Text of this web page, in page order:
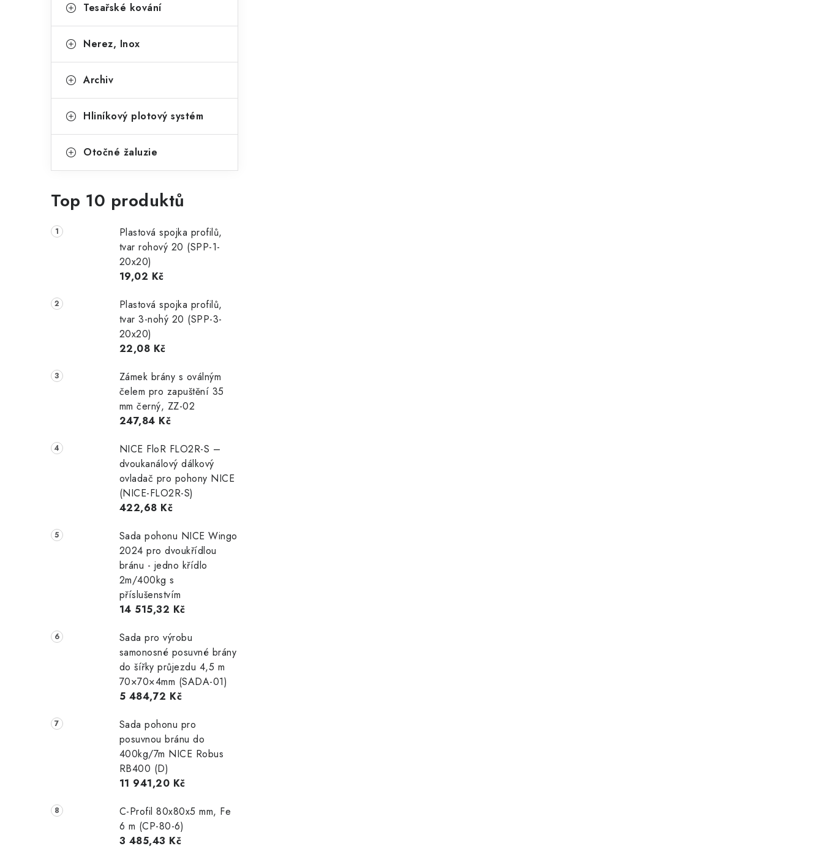
Tesařské kování
Nerez, Inox
Archiv
Hliníkový plotový systém
Otočné žaluzie
Top 10 produktů
Plastová spojka profilů,
tvar rohový 20 (SPP-1-
20x20)
19,02 Kč
Plastová spojka profilů,
tvar 3-nohý 20 (SPP-3-
20x20)
22,08 Kč
Zámek brány s oválným
čelem pro zapuštění 35
mm černý, ZZ-02
247,84 Kč
NICE FloR FLO2R-S –
dvoukanálový dálkový
ovladač pro pohony NICE
(NICE-FLO2R-S)
422,68 Kč
Sada pohonu NICE Wingo
2024 pro dvoukřídlou
bránu - jedno křídlo
2m/400kg s
příslušenstvím
14 515,32 Kč
Sada pro výrobu
samonosné posuvné brány
do šířky průjezdu 4,5 m
70×70×4mm (SADA-01)
5 484,72 Kč
Sada pohonu pro
posuvnou bránu do
400kg/7m NICE Robus
RB400 (D)
11 941,20 Kč
C-Profil 80x80x5 mm, Fe
6 m (CP-80-6)
3 485,43 Kč